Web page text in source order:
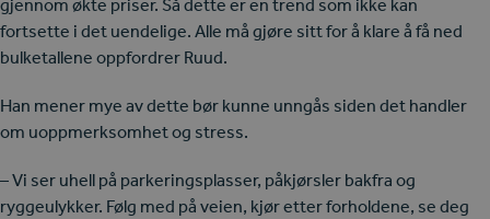
gjennom økte priser. Så dette er en trend som ikke kan
fortsette i det uendelige. Alle må gjøre sitt for å klare å få ned
bulketallene oppfordrer Ruud.
Han mener mye av dette bør kunne unngås siden det handler
om uoppmerksomhet og stress.
– Vi ser uhell på parkeringsplasser, påkjørsler bakfra og
ryggeulykker. Følg med på veien, kjør etter forholdene, se deg